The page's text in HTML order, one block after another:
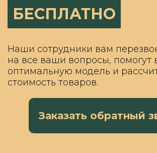
БЕСПЛАТНО
Наши сотрудники вам
на все ваши вопросы, помогут
оптимальную модель и
стоимость товаров.
Заказать обратный